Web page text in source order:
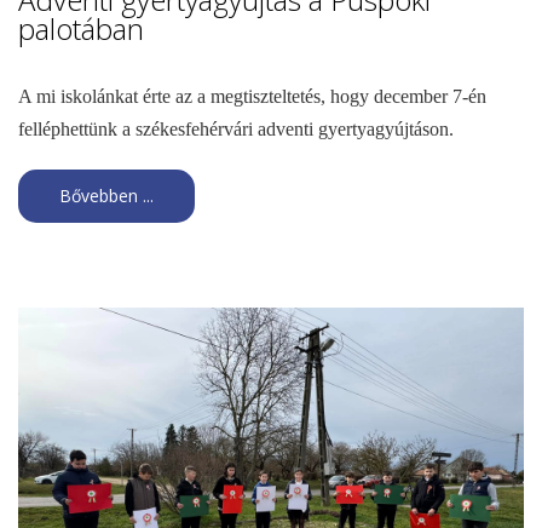
palotában
A mi iskolánkat érte az a megtiszteltetés, hogy december 7-én
felléphettünk a székesfehérvári adventi gyertyagyújtáson.
Bővebben ...